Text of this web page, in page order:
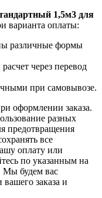
1,5м3 для
варианта оплаты:
различные формы
через перевод
при самовывозе.
оформлении заказа.
разных
предотвращения
все
оплату или
по указанным на
Мы будем вас
заказа и